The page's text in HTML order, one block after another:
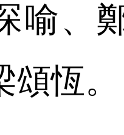
喻、
恆。